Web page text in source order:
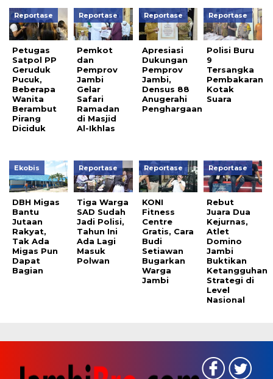
Reportase
Petugas
Satpol PP
Geruduk
Pucuk,
Beberapa
Wanita
Berambut
Pirang
Diciduk
Reportase
Pemkot
dan
Pemprov
Jambi
Gelar
Safari
Ramadan
di Masjid
Al-Ikhlas
Reportase
Apresiasi
Dukungan
Pemprov
Jambi,
Densus 88
Anugerahi
Penghargaan
Reportase
Polisi Buru
9
Tersangka
Pembakaran
Kotak
Suara
Ekobis
DBH Migas
Bantu
Jutaan
Rakyat,
Tak Ada
Migas Pun
Dapat
Bagian
Reportase
Tiga Warga
SAD Sudah
Jadi Polisi,
Tahun Ini
Ada Lagi
Masuk
Polwan
Reportase
KONI
Fitness
Centre
Gratis, Cara
Budi
Setiawan
Bugarkan
Warga
Jambi
Reportase
Rebut
Juara Dua
Kejurnas,
Atlet
Domino
Jambi
Buktikan
Ketangguhan
Strategi di
Level
Nasional